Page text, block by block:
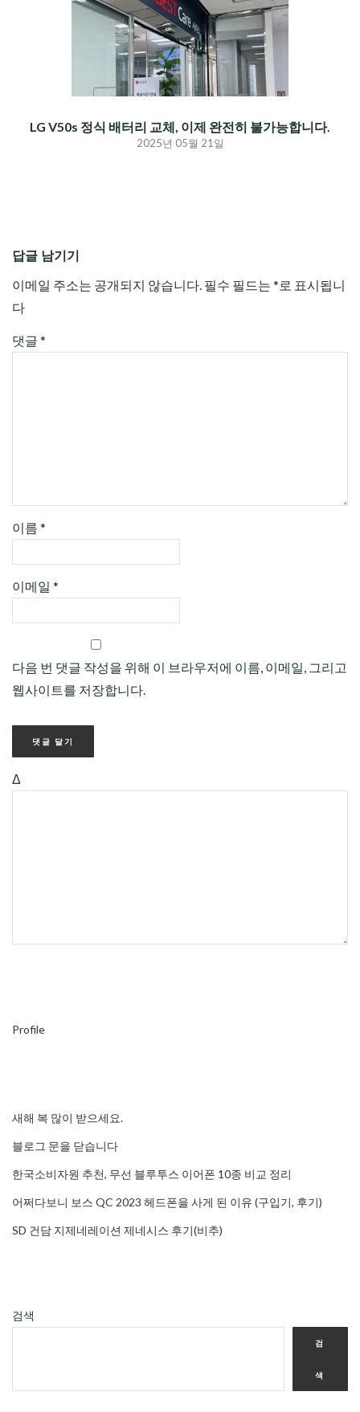
LG V50s 정식 배터리 교체, 이제 완전히 불가능합니다.
2025년 05월 21일
답글 남기기
이메일 주소는 공개되지 않습니다. 필수 필드는 * 로 표시됩니
다
댓글 *
이름 *
이메일 *
다음 번 댓글 작성을 위해 이 브라우저에 이름, 이메일, 그리고
웹사이트를 저장합니다.
Δ
Profile
새해 복 많이 받으세요.
블로그 문을 닫습니다
한국소비자원 추천, 무선 블루투스 이어폰 10종 비교 정리
어쩌다보니 보스 QC 2023 헤드폰을 사게 된 이유 (구입기, 후기)
SD 건담 지제네레이션 제네시스 후기(비추)
검색
검
색